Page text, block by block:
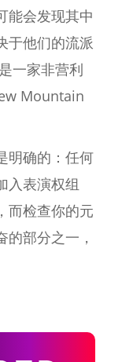
能会发现其中
于他们的流派
一家非营利
Mountain
明确的：任何
入表演权组
而检查你的元
部分之一，